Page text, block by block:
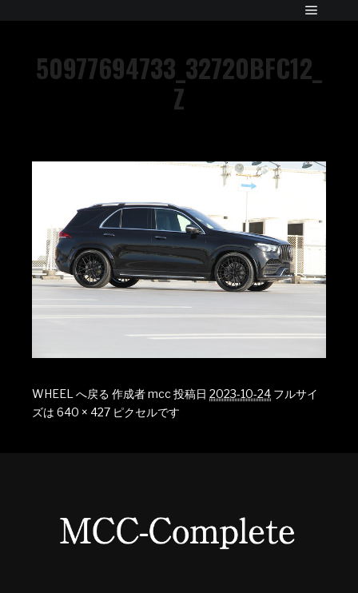
50977694733_32720BFC12_
Z
WHEEL へ戻る 作成者mcc投稿日 2023-10-24 フルサイ
ズは 640 × 427 ピクセルです